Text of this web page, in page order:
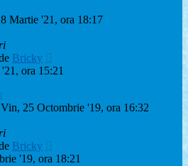
Martie '21, ora 18:17
Bricky
ora 15:21
25 Octombrie '19, ora 16:32
Bricky
'19, ora 18:21